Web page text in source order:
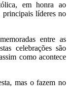
em honra ao
principais líderes no
entre as
celebrações são
como acontece
mas o fazem no